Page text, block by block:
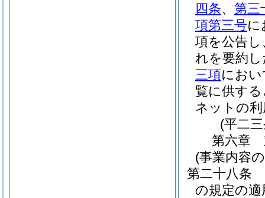
四条、 第三
項第三号に
項を公告
れを要約
三項にお
覧に供す
ネットの
(平二
第六章
(事業内容
第二十八条
の規定の